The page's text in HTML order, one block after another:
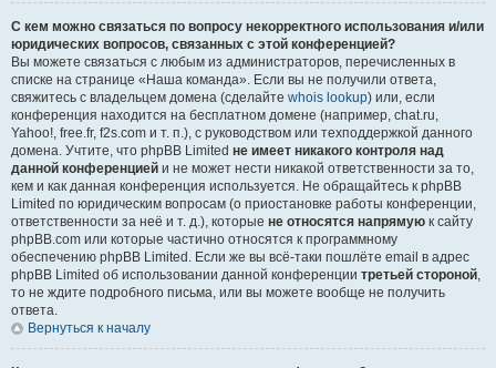
С кем можно связаться по вопросу некорректного использования и/или
юридических вопросов, связанных с этой конференцией?
Вы можете связаться с любым из администраторов, перечисленных в
списке на странице «Наша команда». Если вы не получили ответа,
свяжитесь с владельцем домена (сделайте whois lookup) или, если
конференция находится на бесплатном домене (например, chat.ru,
Yahoo!, free.fr, f2s.com и т. п.), с руководством или техподдержкой данного
домена. Учтите, что phpBB Limited не имеет никакого контроля над
данной конференцией и не может нести никакой ответственности за то,
кем и как данная конференция используется. Не обращайтесь к phpBB
Limited по юридическим вопросам (о приостановке работы конференции,
ответственности за неё и т. д.), которые не относятся напрямую к сайту
phpBB.com или которые частично относятся к программному
обеспечению phpBB Limited. Если же вы всё-таки пошлёте email в адрес
phpBB Limited об использовании данной конференции третьей стороной,
то не ждите подробного письма, или вы можете вообще не получить
ответа.
Вернуться к началу